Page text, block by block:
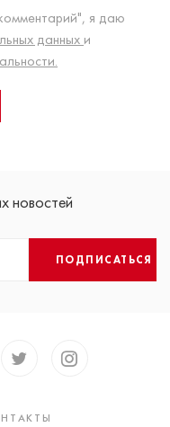
я даю
данных и
новостей
ПОДПИСАТЬСЯ